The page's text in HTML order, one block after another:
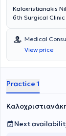
Kaloxristianakis
6th Surgical Clinic
surgery of
(gallbladder, large
diseases of the
Societies of
Medical
View price
Practice 1
Next